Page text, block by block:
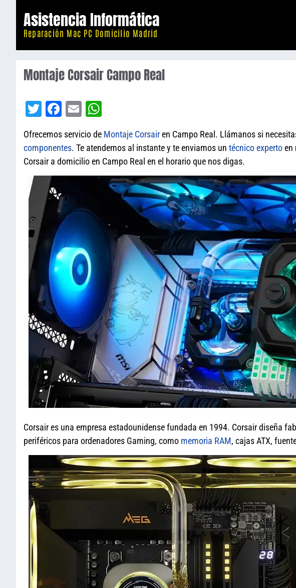
contenido
Asistencia Informática
Reparación Mac PC Domicilio Madrid
Montaje Corsair Campo Real
T
tt
er
Fa
bo
ok
E
ail ts
A
pp
Ofrecemos servicio de Montaje Corsairen Campo Real. Llámanos si
componentes. Te atendemos al instante y te enviamos un técnico expertoen
Corsair a domicilio en Campo Real en el horario que nos digas.
Corsair es una empresa estadounidense fundada en 1994. Corsair diseña
periféricos para ordenadores Gaming, como memoria RAM, cajas ATX,